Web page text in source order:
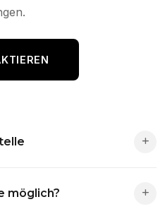
richtige Stelle weitergeleitet.
möglich?